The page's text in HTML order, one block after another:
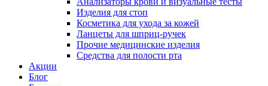
Изделия для стоп
Косметика для ухода за кожей
Ланцеты для шприц-ручек
Прочие медицинские изделия
Средства для полости рта
Акции
Блог